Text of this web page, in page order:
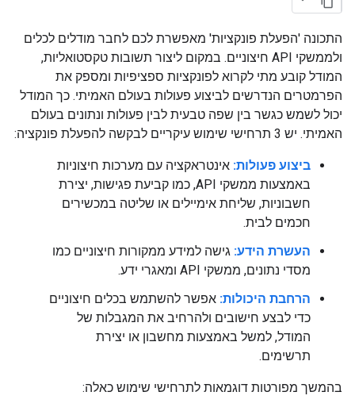
התכונה 'הפעלת פונקציות' מאפשרת לכם לחבר מודלים לכלים
ולממשקי API חיצוניים. במקום ליצור תשובות טקסטואליות,
המודל קובע מתי לקרוא לפונקציות ספציפיות ומספק את
הפרמטרים הנדרשים לביצוע פעולות בעולם האמיתי. כך המודל
יכול לשמש כגשר בין שפה טבעית לבין פעולות ונתונים בעולם
האמיתי. יש 3 תרחישי שימוש עיקריים לבקשה להפעלת פונקציה:
ביצוע פעולות: אינטראקציה עם מערכות חיצוניות
באמצעות ממשקי API, כמו קביעת פגישות, יצירת
חשבוניות, שליחת אימיילים או שליטה במכשירים
חכמים לבית.
העשרת הידע: גישה למידע ממקורות חיצוניים כמו
מסדי נתונים, ממשקי API ומאגרי ידע.
הרחבת היכולות: אפשר להשתמש בכלים חיצוניים
כדי לבצע חישובים ולהרחיב את המגבלות של
המודל, למשל באמצעות מחשבון או יצירת
תרשימים.
בהמשך מפורטות דוגמאות לתרחישי שימוש כאלה: